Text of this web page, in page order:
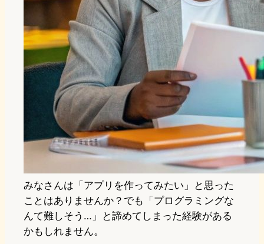
みなさんは「アプリを作ってみたい」と思った
ことはありませんか？でも「プログラミングな
んて難しそう…」と諦めてしまった経験がある
かもしれません。